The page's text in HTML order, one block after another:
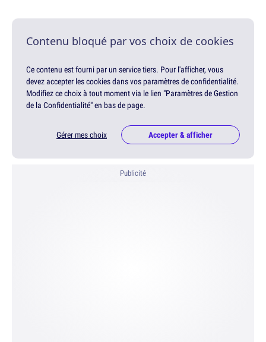
Contenu bloqué par vos choix de cookies
Ce contenu est fourni par un service tiers. Pour l'afficher, vous
devez accepter les cookies dans vos paramètres de confidentialité.
Modifiez ce choix à tout moment via le lien "Paramètres de Gestion
de la Confidentialité" en bas de page.
Gérer mes choix Accepter & afficher
Publicité